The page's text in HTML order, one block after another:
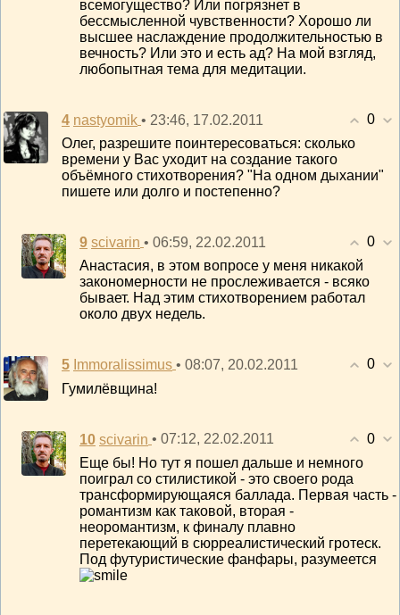
всемогущество? Или погрязнет в
бессмысленной чувственности? Хорошо ли
высшее наслаждение продолжительностью в
вечность? Или это и есть ад? На мой взгляд,
любопытная тема для медитации.
0
4 nastyomik • 23:46, 17.02.2011
Олег, разрешите поинтересоваться: сколько
времени у Вас уходит на создание такого
объёмного стихотворения? "На одном дыхании"
пишете или долго и постепенно?
0
9 scivarin • 06:59, 22.02.2011
Анастасия, в этом вопросе у меня никакой
закономерности не прослеживается - всяко
бывает. Над этим стихотворением работал
около двух недель.
0
5 Immoralissimus • 08:07, 20.02.2011
Гумилёвщина!
0
10 scivarin • 07:12, 22.02.2011
Еще бы! Но тут я пошел дальше и немного
поиграл со стилистикой - это своего рода
трансформирующаяся баллада. Первая часть -
романтизм как таковой, вторая -
неоромантизм, к финалу плавно
перетекающий в сюрреалистический гротеск.
Под футуристические фанфары, разумеется